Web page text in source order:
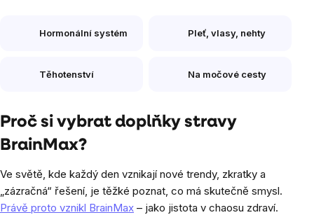
Hormonální systém Pleť, vlasy, nehty
Těhotenství Na močové cesty
Proč si vybrat doplňky stravy
BrainMax?
Ve světě, kde každý den vznikají nové trendy, zkratky a
„zázračná“ řešení, je těžké poznat, co má skutečně smysl.
Právě proto vznikl BrainMax – jako jistota v chaosu zdraví.